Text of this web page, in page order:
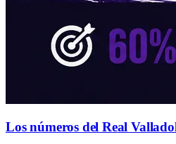
Los números del Real